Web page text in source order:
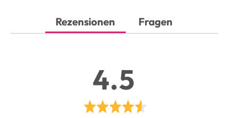
Rezensionen Fragen
4.5